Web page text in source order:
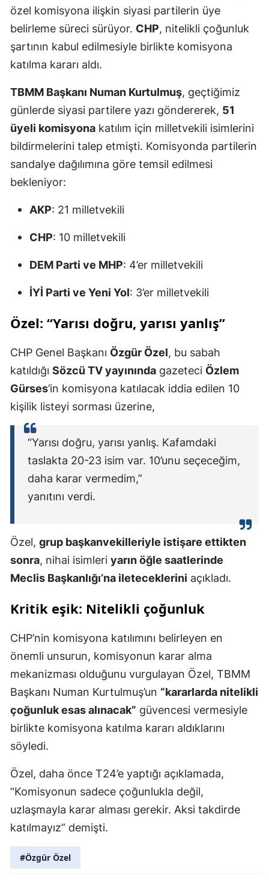
özel komisyona ilişkin siyasi partilerin üye
belirleme süreci sürüyor. CHP, nitelikli çoğunluk
şartının kabul edilmesiyle birlikte komisyona
katılma kararı aldı.
TBMM Başkanı Numan Kurtulmuş, geçtiğimiz
günlerde siyasi partilere yazı göndererek, 51
üyeli komisyona katılım için milletvekili isimlerini
bildirmelerini talep etmişti. Komisyonda partilerin
sandalye dağılımına göre temsil edilmesi
bekleniyor:
AKP: 21 milletvekili
CHP: 10 milletvekili
DEM Parti ve MHP: 4’er milletvekili
İYİ Parti ve Yeni Yol: 3’er milletvekili
Özel: “Yarısı doğru, yarısı yanlış”
CHP Genel Başkanı Özgür Özel, bu sabah
katıldığı Sözcü TV yayınında gazeteci Özlem
Gürses’in komisyona katılacak iddia edilen 10
kişilik listeyi sorması üzerine,
“Yarısı doğru, yarısı yanlış. Kafamdaki
taslakta 20-23 isim var. 10’unu seçeceğim,
daha karar vermedim,”
yanıtını verdi.
Özel, grup başkanvekilleriyle istişare ettikten
sonra, nihai isimleri yarın öğle saatlerinde
Meclis Başkanlığı’na ileteceklerini açıkladı.
Kritik eşik: Nitelikli çoğunluk
CHP’nin komisyona katılımını belirleyen en
önemli unsurun, komisyonun karar alma
mekanizması olduğunu vurgulayan Özel, TBMM
Başkanı Numan Kurtulmuş’un “kararlarda nitelikli
çoğunluk esas alınacak” güvencesi vermesiyle
birlikte komisyona katılma kararı aldıklarını
söyledi.
Özel, daha önce T24’e yaptığı açıklamada,
“Komisyonun sadece çoğunlukla değil,
uzlaşmayla karar alması gerekir. Aksi takdirde
katılmayız” demişti.
#Özgür Özel